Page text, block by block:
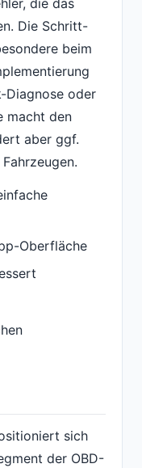
Die Schritt-
beim
Diagnose oder
macht den
aber ggf.
Oberfläche
sich
der OBD-